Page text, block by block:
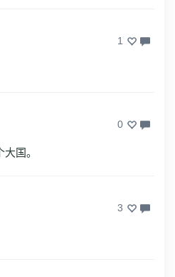
1
0
国。
3